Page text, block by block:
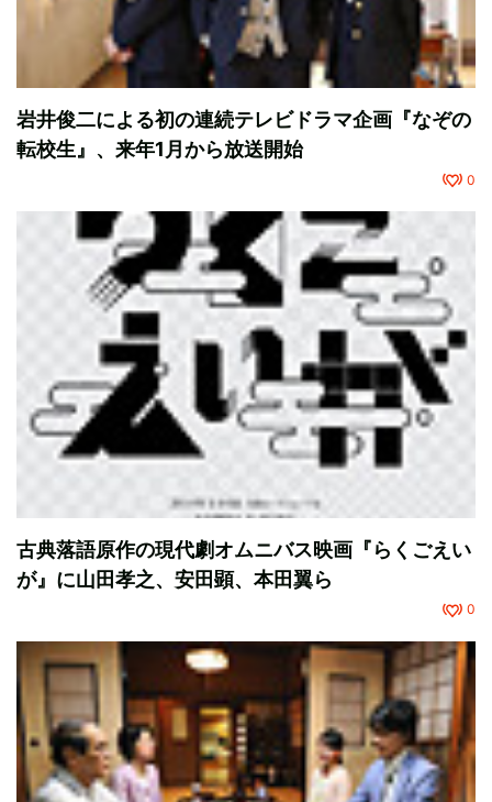
岩井俊二による初の連続テレビドラマ企画『なぞの
転校生』、来年1月から放送開始
0
古典落語原作の現代劇オムニバス映画『らくごえい
が』に山田孝之、安田顕、本田翼ら
0